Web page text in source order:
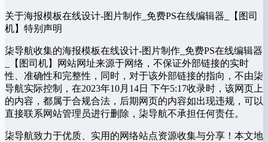
关于海报模板在线设计-图片制作_免费PS在线编辑器_【图司
机】 特别声明
柒导航收集的海报模板在线设计-图片制作_免费PS在线编辑器
_【图司机】网站网址来源于网络，不保证外部链接的实时
性、准确性和完整性，同时，对于该外部链接的指向，不由柒
导航实际控制，在2023年10月14日 下午5:17收录时，该网页上
的内容，都属于合规合法，后期网页的内容如出现违规，可以
直接联系网站管理员进行删除，柒导航不承担任何责任。
柒导航致力于优质、实用的网络站点资源收集与分享！ 本文地